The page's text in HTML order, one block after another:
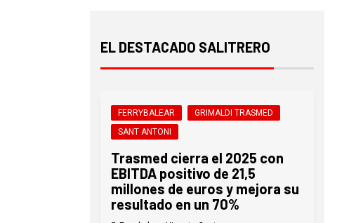
EL DESTACADO SALITRERO
FERRYBALEAR
GRIMALDI TRASMED
SANT ANTONI
Trasmed cierra el 2025 con
EBITDA positivo de 21,5
millones de euros y mejora su
resultado en un 70%